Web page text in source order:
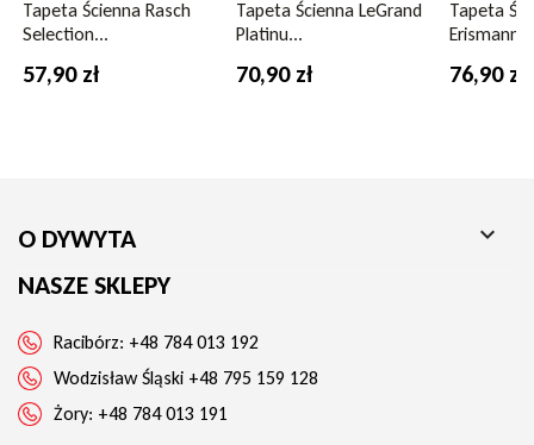
Tapeta LeGrand Platinum 4618-01
to synonim luksusu i
że Twoje wnętrze nabierze wyjątkowego charakteru,
zachwycając swoim pięknem.
Tapeta Ścienna Rasch
Selection...
57,90 zł
Tapeta Ścienna LeGrand
Platinu...
70,90 zł
Tapeta
Erismann
76,90 zł
O DYWYTA 
NASZE SKLEPY
Racibórz: +48 784 013 192
Wodzisław Śląski +48 795 159 128
Żory: +48 784 013 191